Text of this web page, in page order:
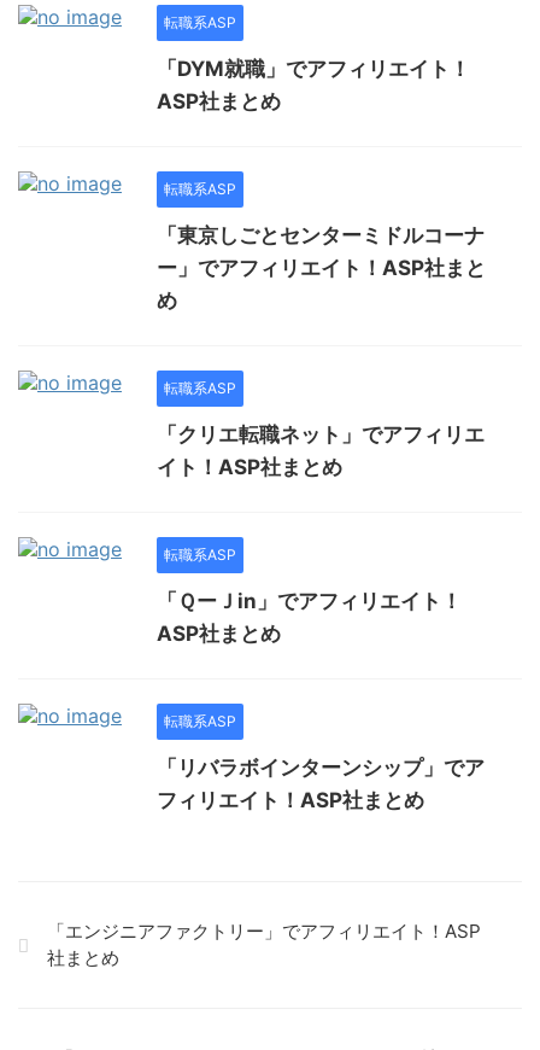
転職系ASP
「DYM就職」でアフィリエイト！
ASP社まとめ
転職系ASP
「東京しごとセンターミドルコーナ
ー」でアフィリエイト！ASP社まと
め
転職系ASP
「クリエ転職ネット」でアフィリエ
イト！ASP社まとめ
転職系ASP
「ＱーＪin」でアフィリエイト！
ASP社まとめ
転職系ASP
「リバラボインターンシップ」でア
フィリエイト！ASP社まとめ
「エンジニアファクトリー」でアフィリエイト！ASP
社まとめ